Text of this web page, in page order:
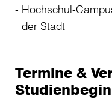
Hochschul-
der Stadt
Termine &